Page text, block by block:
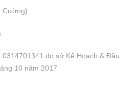
do sở Kể Hoạch & Đầu
10 năm 2017